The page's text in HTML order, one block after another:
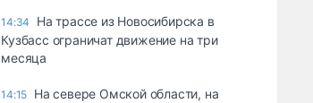
14:34
На трассе из Новосибирска в
Кузбасс ограничат движение на три
месяца
14:15 На севере Омской области, на